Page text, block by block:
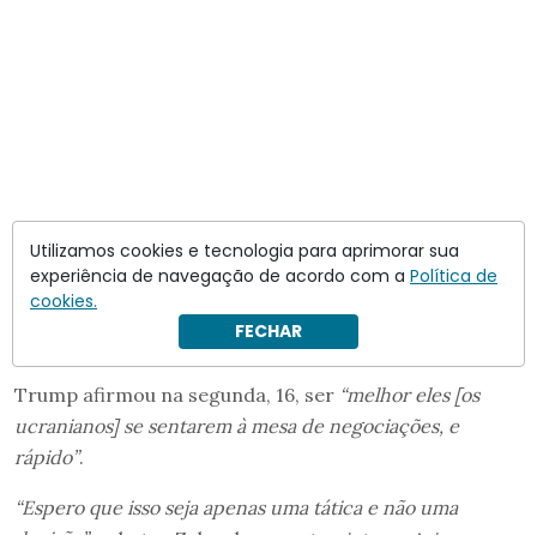
O que disse Trump?
Nos últimos dias, o presidente dos EUA afirmou duas
vezes que cabia a Zelensky fazer concessões.
Trump afirmou na segunda, 16, ser “melhor eles [os
ucranianos] se sentarem à mesa de negociações, e
rápido”.
“Espero que isso seja apenas uma tática e não uma
Utilizamos cookies e tecnologia para aprimorar sua
experiência de navegação de acordo com a Política de
cookies.
FECHAR